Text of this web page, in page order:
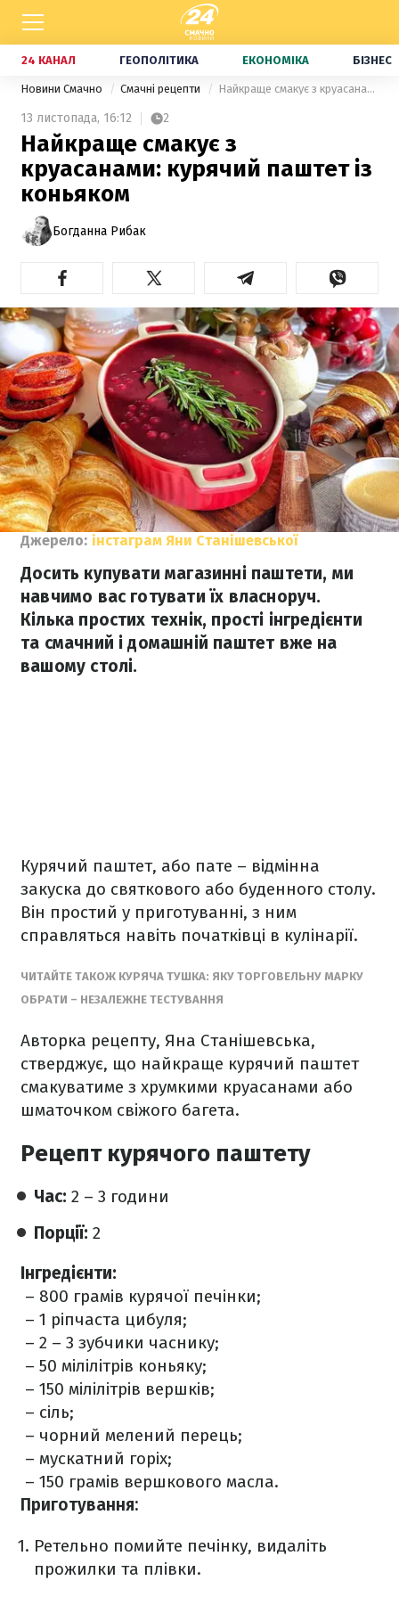
24 КАНАЛ ГЕОПОЛІТИКА ЕКОНОМІКА БІЗНЕС
Новини Смачно Смачні рецепти Найкраще смакує з круасанами: курячий паштет із коньяком
13 листопада, 16:12 2
Найкраще смакує з
круасанами: курячий паштет із
коньяком
Богданна Рибак
Джерело: інстаграм Яни Станішевської
Досить купувати магазинні паштети, ми
навчимо вас готувати їх власноруч.
Кілька простих технік, прості інгредієнти
та смачний і домашній паштет вже на
вашому столі.
Курячий паштет, або пате – відмінна
закуска до святкового або буденного столу.
Він простий у приготуванні, з ним
справляться навіть початківці в кулінарії.
ЧИТАЙТЕ ТАКОЖ КУРЯЧА ТУШКА: ЯКУ ТОРГОВЕЛЬНУ МАРКУ
ОБРАТИ – НЕЗАЛЕЖНЕ ТЕСТУВАННЯ
Авторка рецепту, Яна Станішевська,
стверджує, що найкраще курячий паштет
смакуватиме з хрумкими круасанами або
шматочком свіжого багета.
Рецепт курячого паштету
Час: 2 – 3 години
Порції: 2
Інгредієнти:
– 800 грамів курячої печінки;
– 1 ріпчаста цибуля;
– 2 – 3 зубчики часнику;
– 50 мілілітрів коньяку;
– 150 мілілітрів вершків;
– сіль;
– чорний мелений перець;
– мускатний горіх;
– 150 грамів вершкового масла.
Приготування:
Ретельно помийте печінку, видаліть
прожилки та плівки.